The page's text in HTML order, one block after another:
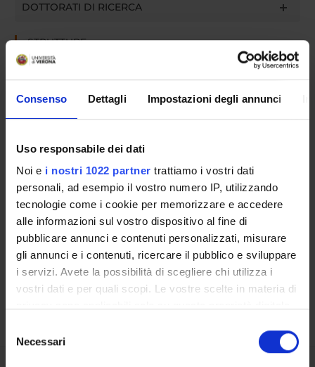
Consenso Dettagli Impostazioni degli annunci
Uso responsabile dei dati
Noi e i nostri 1022 partner trattiamo i vostri dati
personali, ad esempio il vostro numero IP, utilizzando
tecnologie come i cookie per memorizzare e accedere
alle informazioni sul vostro dispositivo al fine di
pubblicare annunci e contenuti personalizzati, misurare
gli annunci e i contenuti, ricercare il pubblico e sviluppare
i servizi. Avete la possibilità di scegliere chi utilizza i
vostri dati e per quali scopi. Le vostre scelte in materia di
modificare o revocare il proprio consenso in qualsiasi
momento dalla Dichiarazione sui cookie o facendo clic
delNecessari
DOTTORATI DI RICERCA
STRUTTURE
CENTRI DI RICERCA
SPIN OFF E AZIENDE
Contatti
Persone
Luoghi
Calendario